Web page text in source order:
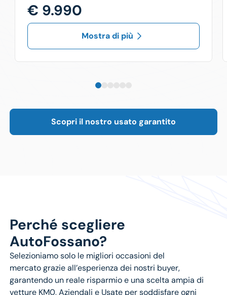
€ 9.990
Mostra di più
Scopri il nostro usato garantito
Perché scegliere
AutoFossano?
Selezioniamo solo lemigliori occasioni del
mercatograzie all’esperienza dei nostri buyer,
garantendo un reale risparmio e una scelta ampia di
vetture KM0,Aziendali e Usateper soddisfare ogni